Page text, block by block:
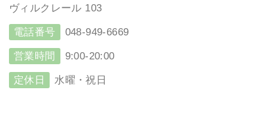
ヴィルクレール 103
電話番号 048-949-6669
営業時間 9:00-20:00
定休日 水曜・祝日